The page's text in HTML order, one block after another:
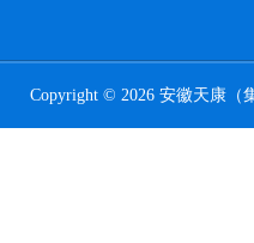
Copyright © 2026 安徽天康（